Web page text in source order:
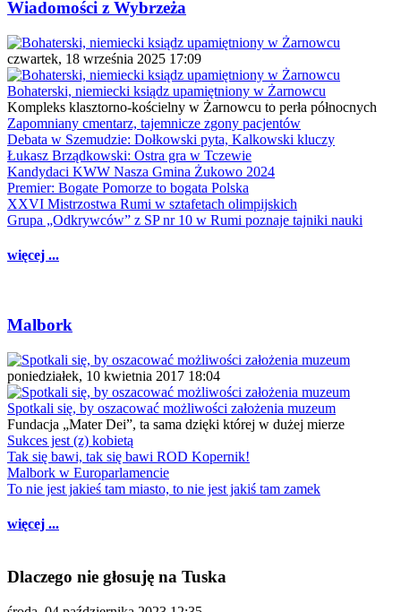
Wiadomości z Wybrzeża
czwartek, 18 września 2025 17:09
Bohaterski, niemiecki ksiądz upamiętniony w Żarnowcu
Kompleks klasztorno-kościelny w Żarnowcu to perła północnych
Zapomniany cmentarz, tajemnicze zgony pacjentów
Debata w Szemudzie: Dołkowski pyta, Kalkowski kluczy
Łukasz Brządkowski: Ostra gra w Tczewie
Kandydaci KWW Nasza Gmina Żukowo 2024
Premier: Bogate Pomorze to bogata Polska
XXVI Mistrzostwa Rumi w sztafetach olimpijskich
Grupa „Odkrywców” z SP nr 10 w Rumi poznaje tajniki nauki
więcej ...
Malbork
poniedziałek, 10 kwietnia 2017 18:04
Spotkali się, by oszacować możliwości założenia muzeum
Fundacja „Mater Dei”, ta sama dzięki której w dużej mierze
Sukces jest (z) kobietą
Tak się bawi, tak się bawi ROD Kopernik!
Malbork w Europarlamencie
To nie jest jakieś tam miasto, to nie jest jakiś tam zamek
więcej ...
Dlaczego nie głosuję na Tuska